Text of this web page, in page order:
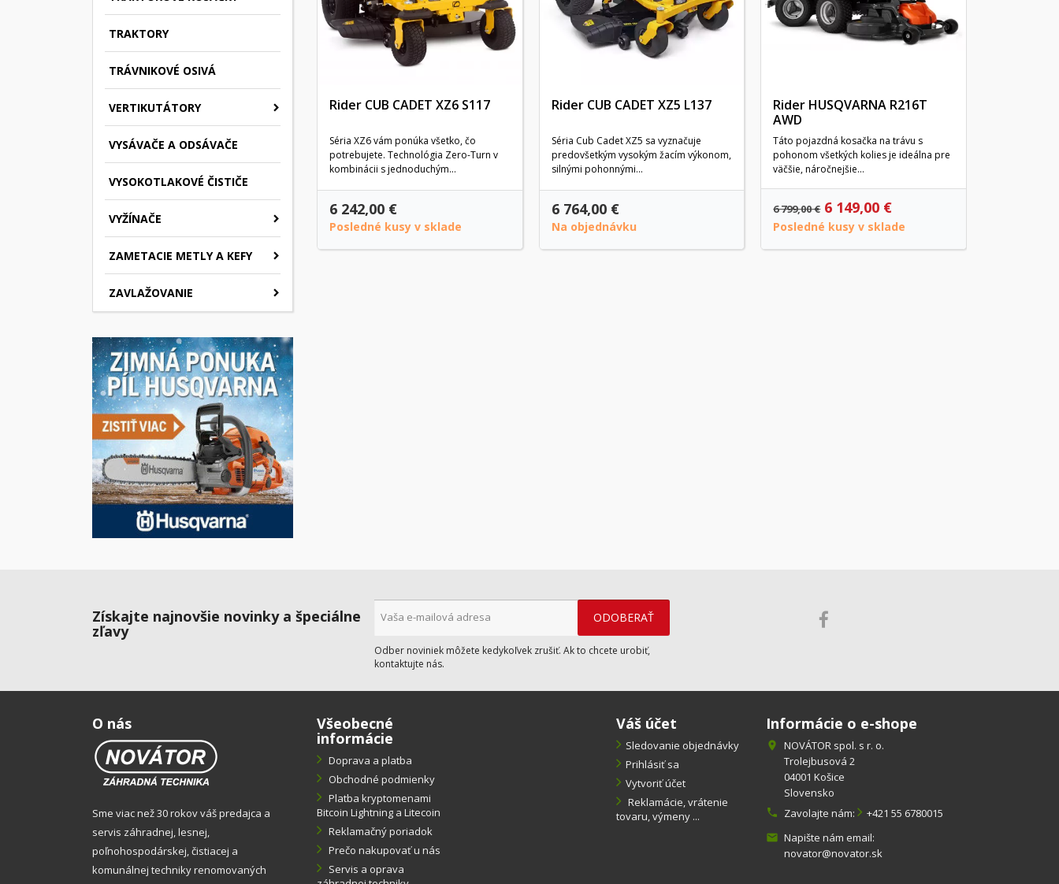
TRAKTORY
TRÁVNIKOVÉ OSIVÁ
VERTIKUTÁTORY
VYSÁVAČE A ODSÁVAČE
VYSOKOTLAKOVÉ ČISTIČE
VYŽÍNAČE
ZAMETACIE METLY A KEFY
ZAVLAŽOVANIE
Rider CUB CADET XZ6 S117
Séria XZ6 vám ponúka všetko, čo
potrebujete. Technológia Zero-Turn v
kombinácii s jednoduchým...
6 242,00 €
Posledné kusy v sklade
Rider CUB CADET XZ5 L137
Séria Cub Cadet XZ5 sa vyznačuje
predovšetkým vysokým žacím výkonom,
silnými pohonnými...
6 764,00 €
Na objednávku
Rider HUSQVARNA R216T
AWD
Táto pojazdná kosačka na trávu s
pohonom všetkých kolies je ideálna pre
väčšie, náročnejšie...
6 799,00 € 6 149,00 €
Posledné kusy v sklade
Získajte najnovšie novinky a špeciálne
zľavy
Odber noviniek môžete kedykoľvek zrušiť. Ak to chcete urobiť,
kontaktujte nás.
O nás
Sme viac než 30 rokov váš predajca a
servis záhradnej, lesnej,
poľnohospodárskej, čistiacej a
komunálnej techniky renomovaných
Všeobecné
informácie
Doprava a platba
Obchodné podmienky
Platba kryptomenami
Bitcoin Lightning a Litecoin
Reklamačný poriadok
Prečo nakupovať u nás
Servis a oprava
Váš účet
Sledovanie objednávky
Prihlásiť sa
Vytvoriť účet
Reklamácie, vrátenie
tovaru, výmeny ...
Informácie o e-shope

NOVÁTOR spol. s r. o.
Trolejbusová 2
04001 Košice
Slovensko
 Zavolajte nám: +421 55 6780015
 Napište nám email:
novator@novator.sk